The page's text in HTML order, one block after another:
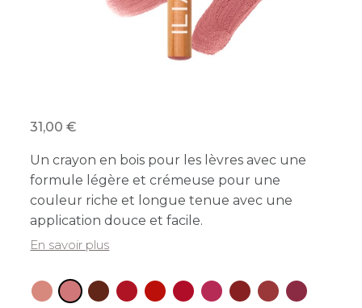
31,00
Un crayon en bois pour les lèvres avec une
formule légère et crémeuse pour une
couleur riche et longue tenue avec une
application douce et facile.
En savoir plus